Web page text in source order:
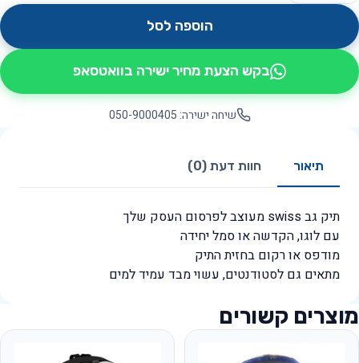
הוספה לסל
בקש הצעת מחיר ישירה בוואטסאפ
שיחה ישירה: 050-9000405
תיאור חוות דעת (0)
תיק גב swiss מעוצב לפרסום העסק שלך
עם לוגו, הקדשה או סמל יחידה
מודפס או רקום בחזית התיק
מתאים גם לסטודנטים, עשוי מבד עמיד למים
מוצרים קשורים